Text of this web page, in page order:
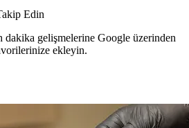
Edin
dakika gelişmelerine Google üzerinden
ekleyin.